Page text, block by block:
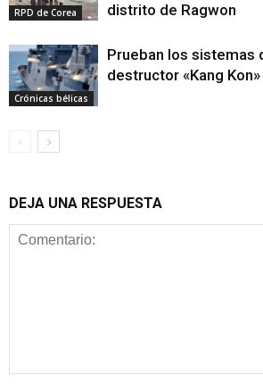
RPD de Corea
distrito de Ragwon
Crónicas bélicas
Prueban los sistemas
destructor «Kang Kon»
DEJA UNA RESPUESTA